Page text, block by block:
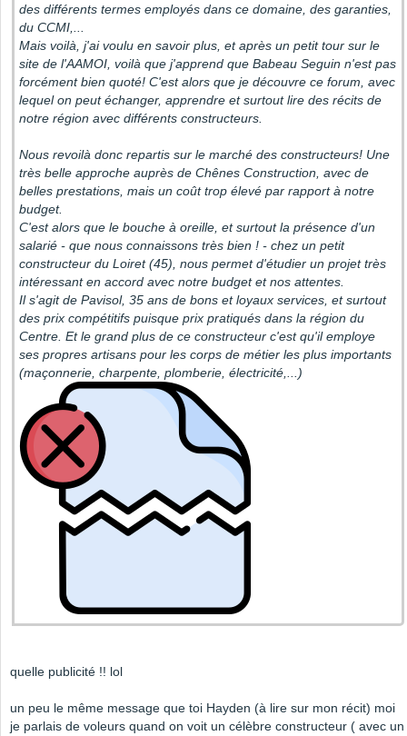
des différents termes employés dans ce domaine, des garanties,
du CCMI,...
Mais voilà, j'ai voulu en savoir plus, et après un petit tour sur le
site de l'AAMOI, voilà que j'apprend que Babeau Seguin n'est pas
forcément bien quoté! C'est alors que je découvre ce forum, avec
lequel on peut échanger, apprendre et surtout lire des récits de
notre région avec différents constructeurs.
Nous revoilà donc repartis sur le marché des constructeurs! Une
très belle approche auprès de Chênes Construction, avec de
belles prestations, mais un coût trop élevé par rapport à notre
budget.
C'est alors que le bouche à oreille, et surtout la présence d'un
salarié - que nous connaissons très bien ! - chez un petit
constructeur du Loiret (45), nous permet d'étudier un projet très
intéressant en accord avec notre budget et nos attentes.
Il s'agit de Pavisol, 35 ans de bons et loyaux services, et surtout
des prix compétitifs puisque prix pratiqués dans la région du
Centre. Et le grand plus de ce constructeur c'est qu'il employe
ses propres artisans pour les corps de métier les plus importants
(maçonnerie, charpente, plomberie, électricité,...)
quelle publicité !! lol
un peu le même message que toi Hayden (à lire sur mon récit) moi
je parlais de voleurs quand on voit un célèbre constructeur ( avec un